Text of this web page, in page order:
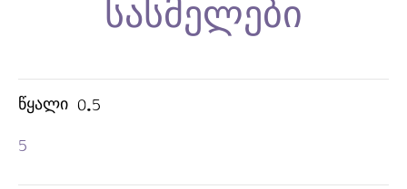
ᲬᲧᲐᲚᲘ 0.5
5